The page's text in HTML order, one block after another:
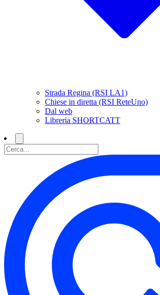
Strada Regina (RSI LA1)
Chiese in diretta (RSI ReteUno)
Dal web
Libreria SHORTCATT